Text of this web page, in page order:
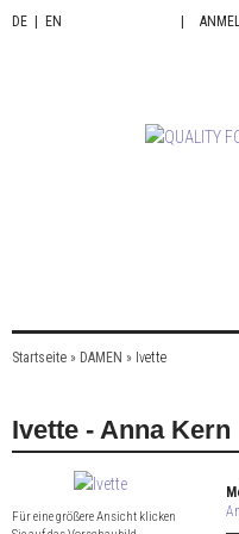
DE EN
Startseite » DAMEN » Ivette
Ivette - Anna Kern
Für eine größere Ansicht klicken